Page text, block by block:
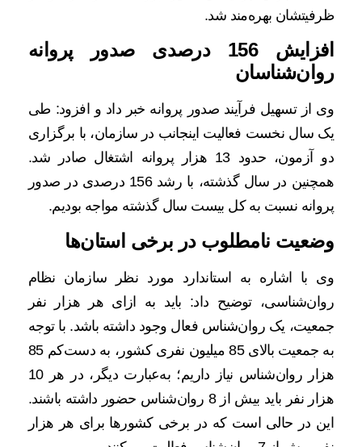
ظرفیتشان بهره‌مند شد.
افزایش 156 درصدی صدور پروانه
روان‌شناسان
وی از تسهیل فرآیند صدور پروانه خبر داد و افزود: طی
یک سال نخست فعالیت اینجانب در سازمان، با برگزاری
دو آزمون، حدود 13 هزار پروانه اشتغال صادر شد.
همچنین در سال گذشته، با رشد 156 درصدی در صدور
پروانه نسبت به کل بیست سال گذشته مواجه بودیم.
وضعیت نامطلوب در برخی استان‌ها
وی با اشاره به استاندارد مورد نظر سازمان نظام
روان‌شناسی، توضیح داد: باید به ازای هر هزار نفر
جمعیت، یک روان‌شناس فعال وجود داشته باشد. با توجه
به جمعیت بالای 85 میلیون نفری کشور، به دست‌کم 85
هزار روان‌شناس نیاز داریم؛ به‌عبارت دیگر، در هر 10
هزار نفر باید بیش از 8 روان‌شناس حضور داشته باشند.
این در حالی است که در برخی کشورها برای هر هزار